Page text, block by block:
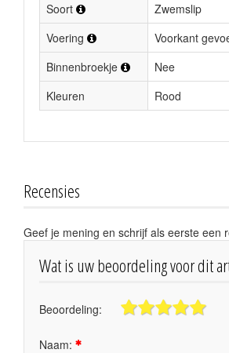
Soort
Zwemslip
Voering
Voorkant
Binnenbroekje
Nee
Kleuren
Rood
Recensies
Geef je mening en schrijf als eerste een
Wat is uw beoordeling voor dit
Beoordeling:
Naam: